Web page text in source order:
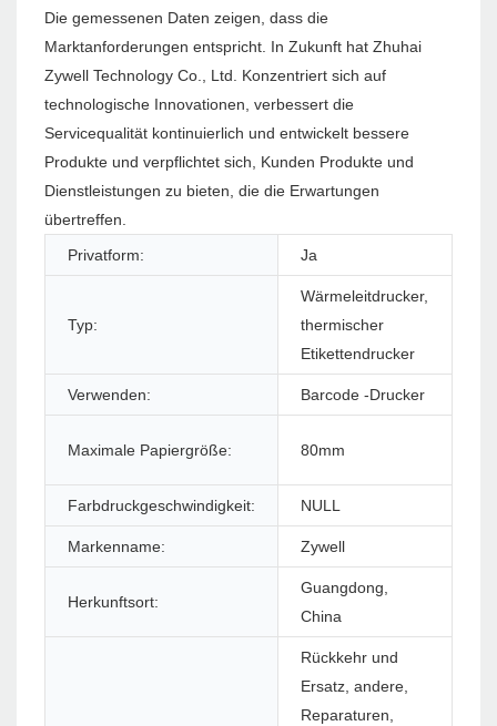
Die gemessenen Daten zeigen, dass die
Marktanforderungen entspricht. In Zukunft hat Zhuhai
Zywell Technology Co., Ltd. Konzentriert sich auf
technologische Innovationen, verbessert die
Servicequalität kontinuierlich und entwickelt bessere
Produkte und verpflichtet sich, Kunden Produkte und
Dienstleistungen zu bieten, die die Erwartungen
übertreffen.
Privatform:
Ja
Typ:
Wärmeleitdrucker,
thermischer
Etikettendrucker
Verwenden: Barcode -Drucker
Maximale Papiergröße: 80mm
Farbdruckgeschwindigkeit: NULL
Markenname: Zywell
Herkunftsort:
Guangdong,
China
Rückkehr und
Ersatz, andere,
Reparaturen,